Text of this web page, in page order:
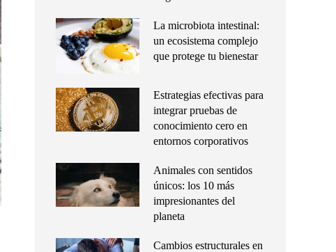
La microbiota intestinal:
un ecosistema complejo
que protege tu bienestar
Estrategias efectivas para
integrar pruebas de
conocimiento cero en
entornos corporativos
Animales con sentidos
únicos: los 10 más
impresionantes del
planeta
Cambios estructurales en